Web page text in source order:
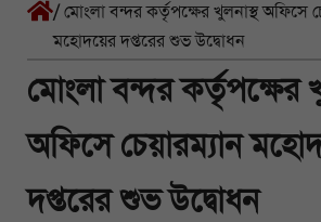
/ মোংলা বন্দর কর্তৃপক্ষের খুলনাস্থ অফিসে
মহোদয়ের দপ্তরের শুভ উদ্বোধন
মোংলা বন্দর কর্তৃপক্ষের
অফিসে চেয়ারম্যান
দপ্তরের শুভ উদ্বোধন